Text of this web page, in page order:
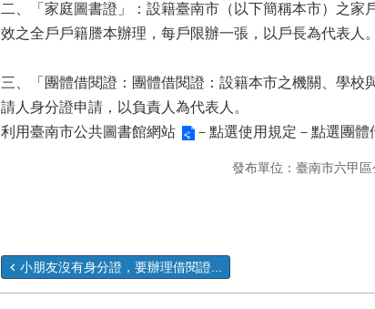
二、「家庭圖書證」：設籍臺南市（以下簡稱本市）之家
效之全戶戶籍謄本辦理，每戶限辦一張，以戶長為代表人。
三、「團體借閱證：團體借閱證：設籍本市之機關、學校
請人身分證申請，以負責人為代表人。
利用臺南市公共圖書館網站 －點選使用規定－點選團體
發布單位：臺南市六甲區
小朋友沒有身分證，要辦理借閱證...